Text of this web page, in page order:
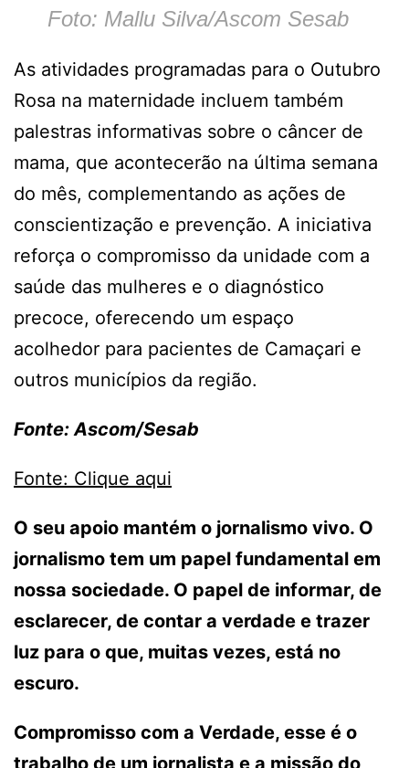
Foto: Mallu Silva/Ascom Sesab
As atividades programadas para o Outubro
Rosa na maternidade incluem também
palestras informativas sobre o câncer de
mama, que acontecerão na última semana
do mês, complementando as ações de
conscientização e prevenção. A iniciativa
reforça o compromisso da unidade com a
saúde das mulheres e o diagnóstico
precoce, oferecendo um espaço
acolhedor para pacientes de Camaçari e
outros municípios da região.
Fonte: Ascom/Sesab
Fonte: Clique aqui
O seu apoio mantém o jornalismo vivo. O
jornalismo tem um papel fundamental em
nossa sociedade. O papel de informar, de
esclarecer, de contar a verdade e trazer
luz para o que, muitas vezes, está no
escuro.
Compromisso com a Verdade, esse é o
trabalho de um jornalista e a missão do